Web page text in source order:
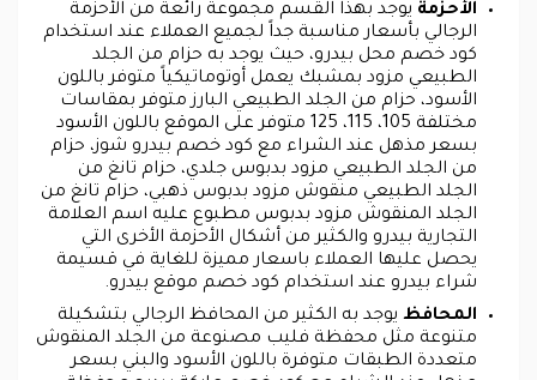
الأحزمة يوجد بهذا القسم مجموعة رائعة من الأحزمة
الرجالي بأسعار مناسبة جداً لجميع العملاء عند استخدام
كود خصم محل بيدرو، حيث يوجد به حزام من الجلد
الطبيعي مزود بمشبك يعمل أوتوماتيكياً متوفر باللون
الأسود، حزام من الجلد الطبيعي البارز متوفر بمقاسات
مختلفة 105، 115، 125 متوفر على الموقع باللون الأسود
بسعر مذهل عند الشراء مع كود خصم بيدرو شوز، حزام
من الجلد الطبيعي مزود بدبوس جلدي، حزام تانغ من
الجلد الطبيعي منقوش مزود بدبوس ذهبي، حزام تانغ من
الجلد المنقوش مزود بدبوس مطبوع عليه اسم العلامة
التجارية بيدرو والكثير من أشكال الأحزمة الأخرى التي
يحصل عليها العملاء باسعار مميزة للغاية في قسيمة
شراء بيدرو عند استخدام كود خصم موقع بيدرو.
المحافظ يوجد به الكثير من المحافظ الرجالي بتشكيلة
متنوعة مثل محفظة فليب مصنوعة من الجلد المنقوش
متعددة الطبقات متوفرة باللون الأسود والبني بسعر